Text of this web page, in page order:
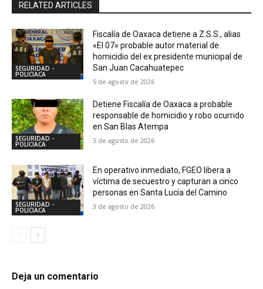
RELATED ARTICLES
SEGURIDAD -
POLICIACA
Fiscalía de Oaxaca detiene a Z.S.S., alias
«El 07» probable autor material de
homicidio del ex presidente municipal de
San Juan Cacahuatepec
5 de agosto de 2026
SEGURIDAD -
POLICIACA
Detiene Fiscalía de Oaxaca a probable
responsable de homicidio y robo ocurrido
en San Blas Atempa
5 de agosto de 2026
SEGURIDAD -
POLICIACA
En operativo inmediato, FGEO libera a
víctima de secuestro y capturan a cinco
personas en Santa Lucía del Camino
3 de agosto de 2026
Deja un comentario